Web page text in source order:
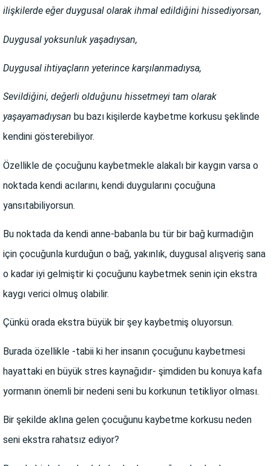
ilişkilerde eğer duygusal olarak ihmal edildiğini hissediyorsan,
Duygusal yoksunluk yaşadıysan,
Duygusal ihtiyaçların yeterince karşılanmadıysa,
Sevildiğini, değerli olduğunu hissetmeyi tam olarak
yaşayamadıysan bu bazı kişilerde kaybetme korkusu şeklinde
kendini gösterebiliyor.
Özellikle de çocuğunu kaybetmekle alakalı bir kaygın varsa o
noktada kendi acılarını, kendi duygularını çocuğuna
yansıtabiliyorsun.
Bu noktada da kendi anne-babanla bu tür bir bağ kurmadığın
için çocuğunla kurduğun o bağ, yakınlık, duygusal alışveriş sana
o kadar iyi gelmiştir ki çocuğunu kaybetmek senin için ekstra
kaygı verici olmuş olabilir.
Çünkü orada ekstra büyük bir şey kaybetmiş oluyorsun.
Burada özellikle -tabii ki her insanın çocuğunu kaybetmesi
hayattaki en büyük stres kaynağıdır- şimdiden bu konuya kafa
yormanın önemli bir nedeni seni bu korkunun tetikliyor olması.
Bir şekilde aklına gelen çocuğunu kaybetme korkusu neden
seni ekstra rahatsız ediyor?